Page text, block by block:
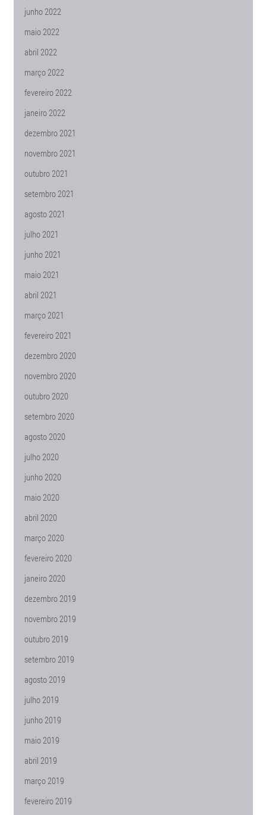
junho 2022
maio 2022
abril 2022
março 2022
fevereiro 2022
janeiro 2022
dezembro 2021
novembro 2021
outubro 2021
setembro 2021
agosto 2021
julho 2021
junho 2021
maio 2021
abril 2021
março 2021
fevereiro 2021
dezembro 2020
novembro 2020
outubro 2020
setembro 2020
agosto 2020
julho 2020
junho 2020
maio 2020
abril 2020
março 2020
fevereiro 2020
janeiro 2020
dezembro 2019
novembro 2019
outubro 2019
setembro 2019
agosto 2019
julho 2019
junho 2019
maio 2019
abril 2019
março 2019
fevereiro 2019